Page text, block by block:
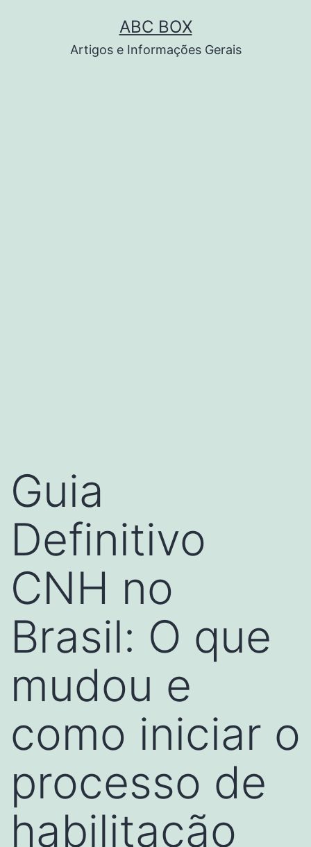
ABC BOX
Artigos e Informações Gerais
Guia
Definitivo
CNH no
Brasil: O que
mudou e
como iniciar o
processo de
habilitação